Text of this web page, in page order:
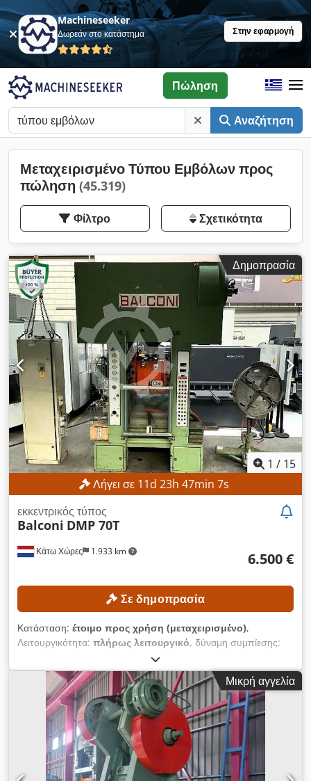
Machineseeker
Δωρεάν στο κατάστημα Στην εφαρμογή
Αναζήτηση
Πώληση
Μεταχειρισμένο Τύπου Εμβόλων προς
πώληση (45.319)
Φίλτρο Σχετικότητα
Δημοπρασία
1 / 15
Λήγει σε 11d 23h 47min 5s
Κάτω Χώρες 1.933 km
εκκεντρικός τύπος
Balconi DMP 70T
6.500 €
Σε δημοπρασία
Κατάσταση: έτοιμο προς χρήση (μεταχειρισμένο),
Λειτουργικότητα: πλήρως λειτουργικό, δύναμη συμπίεσης:
495 χιλ.
ΤΕΧΝΙΚΕΣ ΛΕΠΤΟΜΕΡΕΙΕΣ Δύναμη πρέσας: 70 τ Διαδρομή,
ελάχ.: 10 χιλ. Διαδρομή, μέγ.: 90 χιλ. Μήκος πάγκου: 650 χιλ.
Πλάτος πάγκου: 495 χιλ. Πλάτος βάσης: 400 χιλ.
ΛΕΠΤΟΜΕΡΕΙΕΣ ΜΗΧΑΝΗΜΑΤΟΣ Σύστημα ελέγχου: CNC
Διαστάσεις & Βάρος Διαστάσεις (Μ x Π x Υ): 2.650 x 1.600 x
3.350 χιλ. Βάρος χωρίς φορτίο: 9.000 κιλά Συσκευασίες
μεταφοράς: 4 τεμ. Cjdpfxezrmm Sj Ag Uerf ΕΞΟΠΛΙΣΜΟΣ
Τεκμηρίωση
Μικρή αγγελία